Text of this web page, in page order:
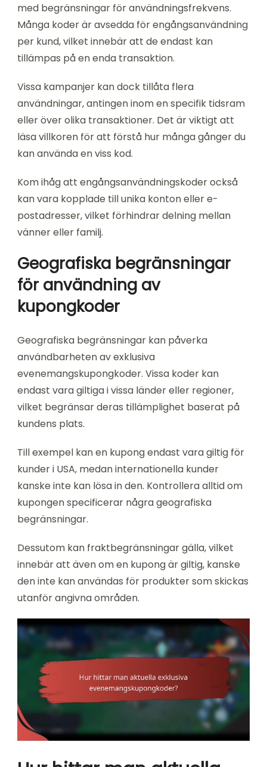
med begränsningar för användningsfrekvens.
Många koder är avsedda för engångsanvändning
per kund, vilket innebär att de endast kan
tillämpas på en enda transaktion.
Vissa kampanjer kan dock tillåta flera
användningar, antingen inom en specifik tidsram
eller över olika transaktioner. Det är viktigt att
läsa villkoren för att förstå hur många gånger du
kan använda en viss kod.
Kom ihåg att engångsanvändningskoder också
kan vara kopplade till unika konton eller e-
postadresser, vilket förhindrar delning mellan
vänner eller familj.
Geografiska begränsningar
för användning av
kupongkoder
Geografiska begränsningar kan påverka
användbarheten av exklusiva
evenemangskupongkoder. Vissa koder kan
endast vara giltiga i vissa länder eller regioner,
vilket begränsar deras tillämplighet baserat på
kundens plats.
Till exempel kan en kupong endast vara giltig för
kunder i USA, medan internationella kunder
kanske inte kan lösa in den. Kontrollera alltid om
kupongen specificerar några geografiska
begränsningar.
Dessutom kan fraktbegränsningar gälla, vilket
innebär att även om en kupong är giltig, kanske
den inte kan användas för produkter som skickas
utanför angivna områden.